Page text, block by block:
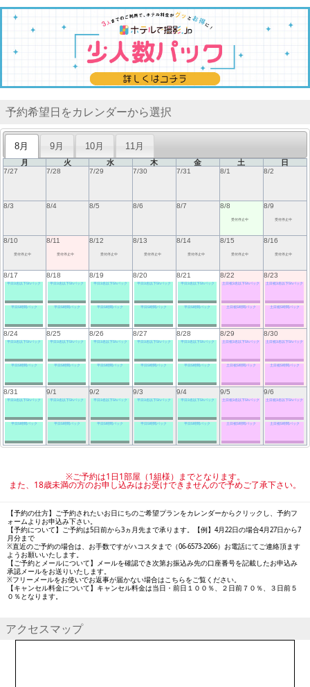
予約希望日をカレンダーから選択
8月 9月 10月 11月
月 火 水 木 金 土 日
7/27 7/28 7/29 7/30 7/31 8/1 8/2
8/3 8/4 8/5 8/6 8/7 8/8
受付停止中
8/9
受付停止中
8/10
受付停止中
8/11
受付停止中
8/12
受付停止中
8/13
受付停止中
8/14
受付停止中
8/15
受付停止中
8/16
受付停止中
8/17
平日3名以下5hパック
平日5時間パック
8/18
平日3名以下5hパック
平日5時間パック
8/19
平日3名以下5hパック
平日5時間パック
8/20
平日3名以下5hパック
平日5時間パック
8/21
平日3名以下5hパック
平日5時間パック
8/22
土日祝3名以下5hパック
土日祝5時間パック
8/23
土日祝3名以下5hパック
土日祝5時間パック
8/24
平日3名以下5hパック
平日5時間パック
8/25
平日3名以下5hパック
平日5時間パック
8/26
平日3名以下5hパック
平日5時間パック
8/27
平日3名以下5hパック
平日5時間パック
8/28
平日3名以下5hパック
平日5時間パック
8/29
土日祝3名以下5hパック
土日祝5時間パック
8/30
土日祝3名以下5hパック
土日祝5時間パック
8/31
平日3名以下5hパック
平日5時間パック
9/1
平日3名以下5hパック
平日5時間パック
9/2
平日3名以下5hパック
平日5時間パック
9/3
平日3名以下5hパック
平日5時間パック
9/4
平日3名以下5hパック
平日5時間パック
9/5
土日祝3名以下5hパック
土日祝5時間パック
9/6
土日祝3名以下5hパック
土日祝5時間パック
※ご予約は1日1部屋（1組様）までとなります。
また、18歳未満の方のお申し込みはお受けできませんので予めご了承下さい。
【予約の仕方】ご予約されたいお日にちのご希望プランをカレンダーからクリックし、予約フ
ォームよりお申込み下さい。
【予約について】ご予約は5日前から3ヵ月先まで承ります。【例】4月22日の場合4月27日から7
月分まで
※直近のご予約の場合は、お手数ですがハコスタまで（06-6573-2066）お電話にてご連絡頂ます
ようお願いいたします。
【ご予約とメールについて】メールを確認でき次第お振込み先の口座番号を記載したお申込み
承認メールをお送りいたします。
※フリーメールをお使いでお返事が届かない場合はこちらをご覧ください。
【キャンセル料金について】キャンセル料金は当日・前日１００％、２日前７０％、３日前５
０％となります。
アクセスマップ